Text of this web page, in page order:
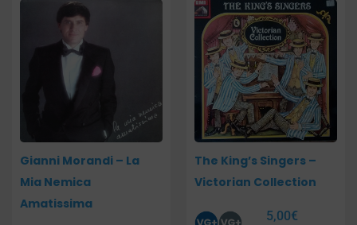
Gianni Morandi – La
Mia Nemica
Amatissima
The King’s Singers –
Victorian Collection
5,00€